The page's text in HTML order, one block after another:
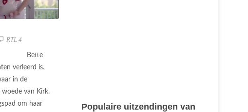
RTL 4
Bette
verleerd is.
in de
van Kirk.
om haar
Populaire uitzendingen van